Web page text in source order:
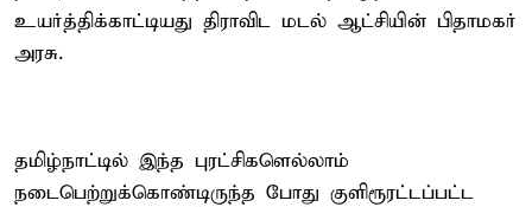
உயர்த்திக்காட்டியது திராவிட மடல் ஆட்சியின் பிதாமகர்
அரசு.
தமிழ்நாட்டில் இந்த புரட்சிகளெல்லாம்
நடைபெற்றுக்கொண்டிருந்த போது குளிரூரட்டப்பட்ட